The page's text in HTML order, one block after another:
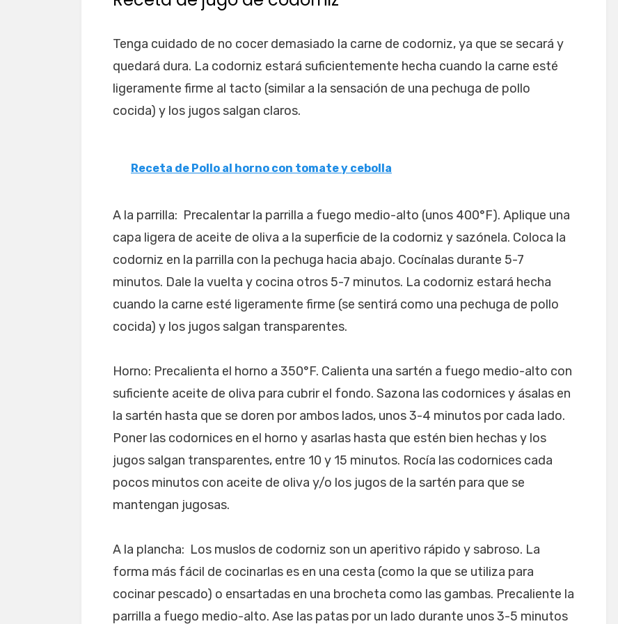
Tenga cuidado de no cocer demasiado la carne de codorniz, ya que se secará y
quedará dura. La codorniz estará suficientemente hecha cuando la carne esté
ligeramente firme al tacto (similar a la sensación de una pechuga de pollo
cocida) y los jugos salgan claros.
Receta de Pollo al horno con tomate y cebolla
A la parrilla: Precalentar la parrilla a fuego medio-alto (unos 400°F). Aplique una
capa ligera de aceite de oliva a la superficie de la codorniz y sazónela. Coloca la
codorniz en la parrilla con la pechuga hacia abajo. Cocínalas durante 5-7
minutos. Dale la vuelta y cocina otros 5-7 minutos. La codorniz estará hecha
cuando la carne esté ligeramente firme (se sentirá como una pechuga de pollo
cocida) y los jugos salgan transparentes.
Horno: Precalienta el horno a 350°F. Calienta una sartén a fuego medio-alto con
suficiente aceite de oliva para cubrir el fondo. Sazona las codornices y ásalas en
la sartén hasta que se doren por ambos lados, unos 3-4 minutos por cada lado.
Poner las codornices en el horno y asarlas hasta que estén bien hechas y los
jugos salgan transparentes, entre 10 y 15 minutos. Rocía las codornices cada
pocos minutos con aceite de oliva y/o los jugos de la sartén para que se
mantengan jugosas.
A la plancha: Los muslos de codorniz son un aperitivo rápido y sabroso. La
forma más fácil de cocinarlas es en una cesta (como la que se utiliza para
cocinar pescado) o ensartadas en una brocheta como las gambas. Precaliente la
parrilla a fuego medio-alto. Ase las patas por un lado durante unos 3-5 minutos